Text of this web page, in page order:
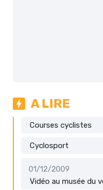
A LIRE
Courses cyclistes
Cyclosport
01/12/2009
Vidéo au musée du